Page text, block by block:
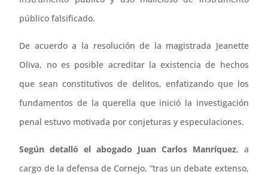
público falsificado.
De acuerdo a la resolución de la magistrada Jeanette
Oliva, no es posible acreditar la existencia de hechos
que sean constitutivos de delitos, enfatizando que los
fundamentos de la querella que inició la investigación
penal estuvo motivada por conjeturas y especulaciones.
Según detalló el abogado Juan Carlos Manríquez, a
cargo de la defensa de Cornejo, “tras un debate extenso,